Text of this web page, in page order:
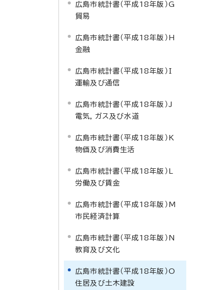
広島市統計書（平成18年版）G
貿易
広島市統計書（平成18年版）H
金融
広島市統計書（平成18年版）I
運輸及び通信
広島市統計書（平成18年版）J
電気，ガス及び水道
広島市統計書（平成18年版）K
物価及び消費生活
広島市統計書（平成18年版）L
労働及び賃金
広島市統計書（平成18年版）M
市民経済計算
広島市統計書（平成18年版）N
教育及び文化
広島市統計書（平成18年版）O
住居及び土木建設